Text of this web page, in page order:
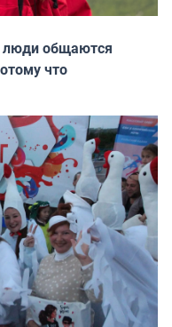
люди общаются
что